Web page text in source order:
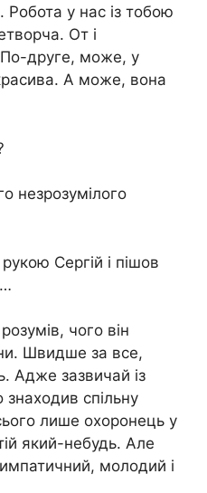
Робота у нас із тобою
От і
друге, може, у
А може, вона
незрозумілого
Сергій і пішов
чого він
Швидше за все,
Адже зазвичай із
спільну
лише охоронець у
який-небудь. Але
молодий і